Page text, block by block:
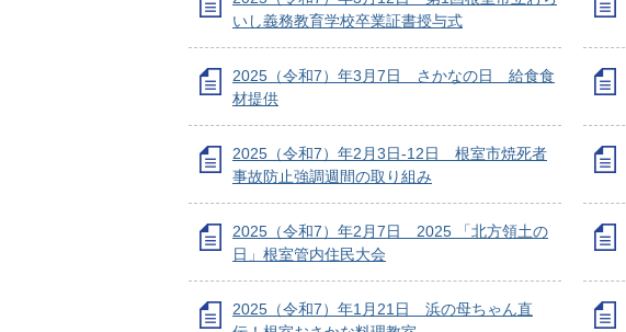
いし義務教育学校卒業証書授与式
2025（令和7）年3月7日 さかなの日 給食食
材提供
2025（令和7）年2月3日-12日 根室市焼死者
事故防止強調週間の取り組み
2025（令和7）年2月7日 2025 「北方領土の
日」根室管内住民大会
2025（令和7）年1月21日 浜の母ちゃん直